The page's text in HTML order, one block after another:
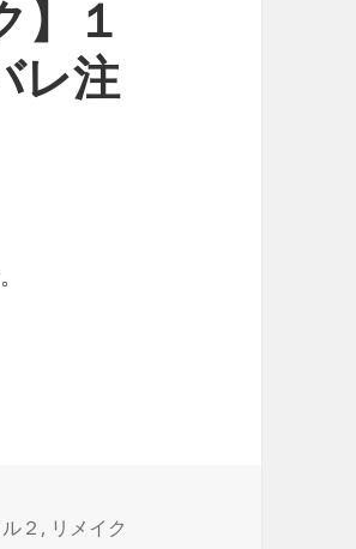
】１
レ注
感想【ネタバレ注意】
２ , リメイク